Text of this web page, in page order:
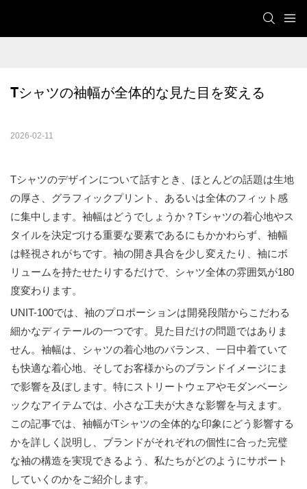
Tシャツの袖幅が全体的な見た目を変える
2026-02-11
Tシャツのデザインについて話すとき、ほとんどの話題は生地
の厚さ、グラフィックプリント、あるいは全体のフィット感
に集中します。袖幅はどうでしょうか？Tシャツの着心地やス
タイルを決定づける重要な要素であるにもかかわらず、袖幅
は軽視されがちです。袖の開き具合を少し変えたり、袖にボ
リュームを持たせたりするだけで、シャツ全体の雰囲気が180
度変わります。
UNIT-100では、袖のプロポーションは開発段階からこだわる
細かなディテールの一つです。見た目だけの問題ではありま
せん。袖幅は、シャツの着心地のバランス、一日中着ていて
も快適な着心地、そしてお客様からのブランドイメージにま
で影響を及ぼします。特にストリートウェアやモダンベーシ
ックなアイテムでは、小さな工夫が大きな影響を与えます。
この記事では、袖幅がTシャツの全体的な印象にどう影響する
かを詳しく説明し、ブランドがそれぞれの個性に合った完璧
な袖の構造を実現できるよう、私たちがどのようにサポート
していくのかをご紹介します。